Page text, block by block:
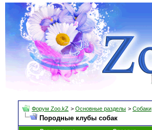
Форум Zoo.kZ > Основные разделы > Собаки
Породные клубы собак